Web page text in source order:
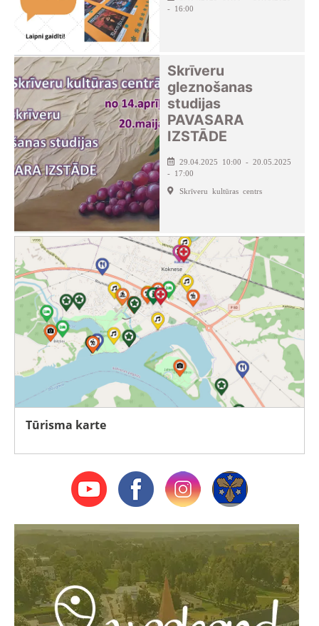
- 16:00
Skrīveru
gleznošanas
studijas
PAVASARA
IZSTĀDE
29.04.2025 10:00 - 20.05.2025
- 17:00
Skrīveru kultūras centrs
Tūrisma karte